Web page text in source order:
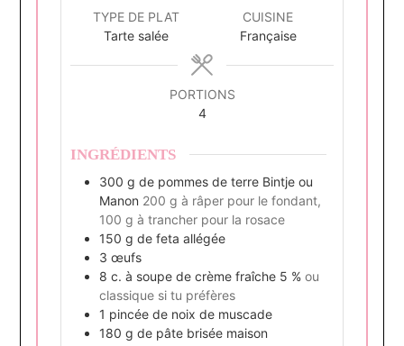
TYPE DE PLAT
Tarte salée
CUISINE
Française
PORTIONS
4
INGRÉDIENTS
300 g de pommes de terre Bintje ou
Manon 200 g à râper pour le fondant,
100 g à trancher pour la rosace
150 g de feta allégée
3 œufs
8 c. à soupe de crème fraîche 5 % ou
classique si tu préfères
1 pincée de noix de muscade
180 g de pâte brisée maison